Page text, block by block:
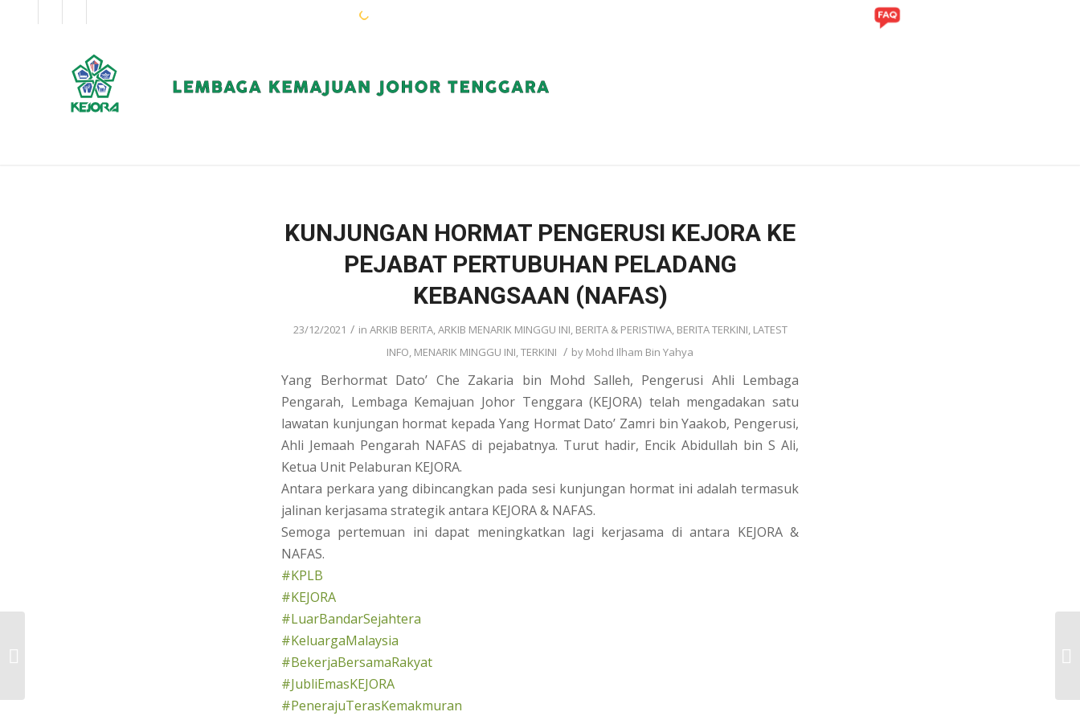
KUNJUNGAN HORMAT PENGERUSI KEJORA KE
PEJABAT PERTUBUHAN PELADANG
KEBANGSAAN (NAFAS)
23/12/2021 / in ARKIB BERITA,ARKIB MENARIK MINGGU INI, BERITA & PERISTIWA, BERITA TERKINI, LATEST
INFO, MENARIK MINGGU INI,TERKINI / by Mohd Ilham Bin Yahya
Yang Berhormat Dato’ Che Zakaria bin Mohd Salleh, Pengerusi Ahli Lembaga
Pengarah, Lembaga Kemajuan Johor Tenggara (KEJORA) telah mengadakan satu
lawatan kunjungan hormat kepada Yang Hormat Dato’ Zamri bin Yaakob, Pengerusi,
Ahli Jemaah Pengarah NAFAS di pejabatnya. Turut hadir, Encik Abidullah bin S Ali,
Ketua Unit Pelaburan KEJORA.
Antara perkara yang dibincangkan pada sesi kunjungan hormat ini adalah termasuk
jalinan kerjasama strategik antara KEJORA & NAFAS.
Semoga pertemuan ini dapat meningkatkan lagi kerjasama di antara KEJORA &
NAFAS.
#KPLB
#KEJORA
#LuarBandarSejahtera
#KeluargaMalaysia
#BekerjaBersamaRakyat
#JubliEmasKEJORA
#PenerajuTerasKemakmuran